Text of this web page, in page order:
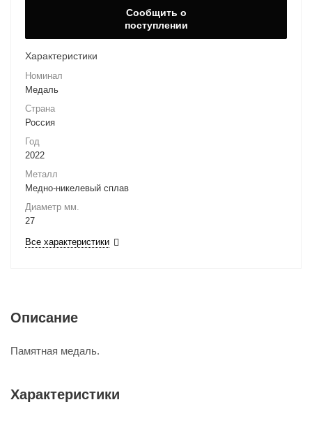
Сообщить о
поступлении
Характеристики
Номинал
Медаль
Страна
Россия
Год
2022
Металл
Медно-никелевый сплав
Диаметр мм.
27
Все характеристики
Описание
Памятная медаль.
Характеристики